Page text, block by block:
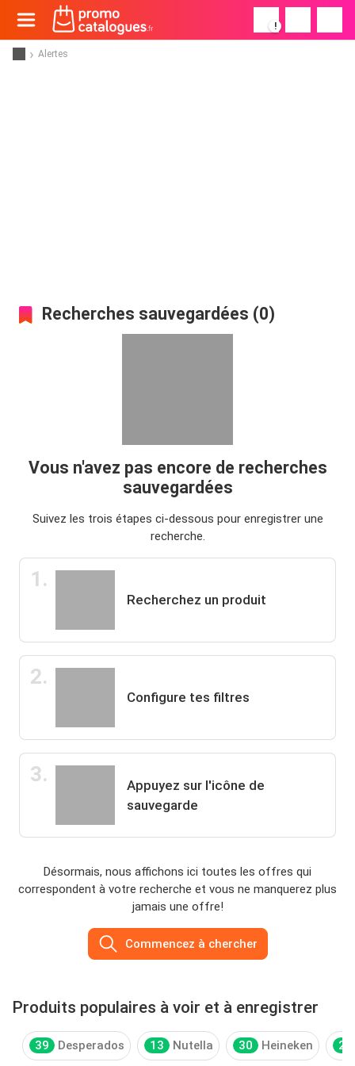
!
Alertes
Recherches sauvegardées (0)
Vous n'avez pas encore de recherches
sauvegardées
Suivez les trois étapes ci-dessous pour enregistrer une
recherche.
1.
Recherchez un produit
2.
Configure tes filtres
3.
Appuyez sur l'icône de
sauvegarde
Désormais, nous affichons ici toutes les offres qui
correspondent à votre recherche et vous ne manquerez plus
jamais une offre!
Commencez à chercher
Produits populaires à voir et à enregistrer
39 Desperados 13 Nutella 30 Heineken 27